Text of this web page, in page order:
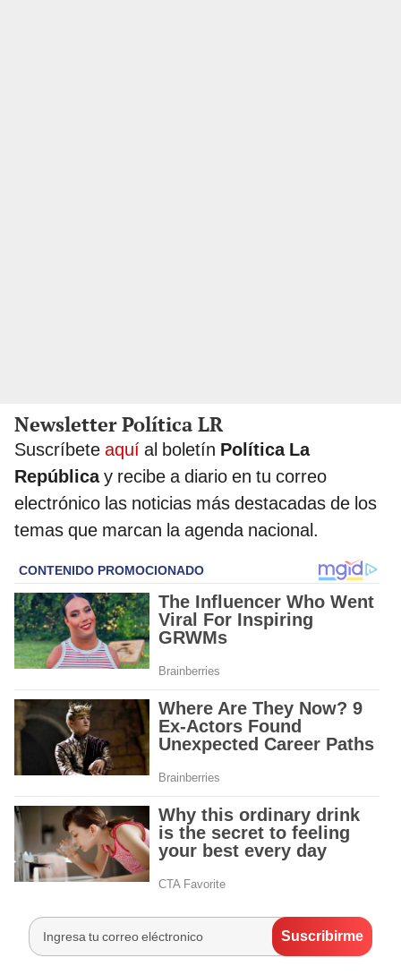
Newsletter Política LR
Suscríbete aquí al boletín Política La
Repúblicay recibe a diario en tu correo
electrónico las noticias más destacadas de los
temas que marcan la agenda nacional.